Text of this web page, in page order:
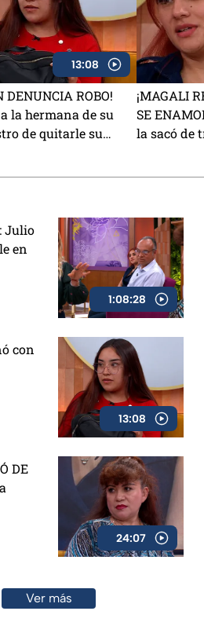
13:08
DENUNCIA ROBO!
la hermana de su
de quitarle su
¡MAGALI
SE
la sacó de
Julio
en
1:08:28
con
13:08
DE
24:07
Ver más